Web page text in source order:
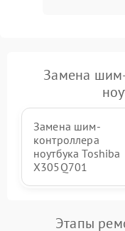
Замена
Замена шим-
контроллера
ноутбука Toshiba
X305Q701
Этапы